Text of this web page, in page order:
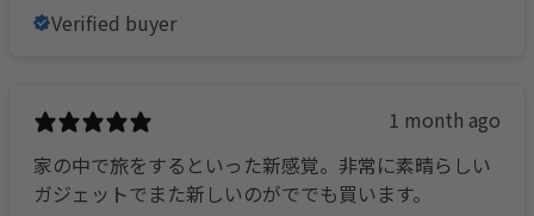
Verified buyer
1 month ago
家の中で旅をするといった新感覚。非常に素晴らしい
ガジェットでまた新しいのがででも買います。